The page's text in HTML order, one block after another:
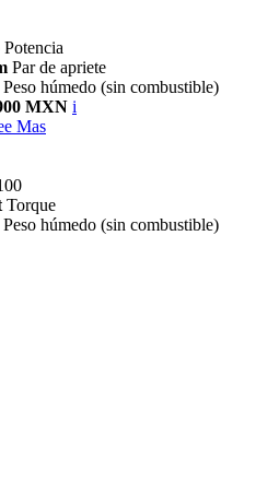
Potencia
Par de apriete
Peso húmedo (sin combustible)
MXN i
Mas
Torque
Peso húmedo (sin combustible)